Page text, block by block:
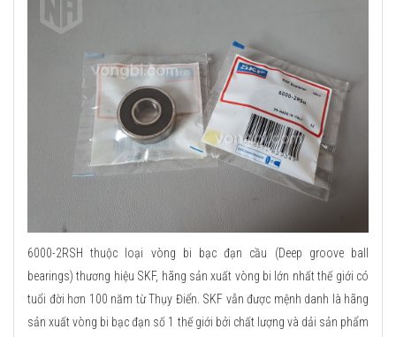
6000-2RSH thuộc loại vòng bi bạc đạn cầu (Deep groove ball
bearings) thương hiệu SKF, hãng sản xuất vòng bi lớn nhất thế giới có
tuổi đời hơn 100 năm từ Thụy Điển. SKF vẫn được mệnh danh là hãng
sản xuất vòng bi bạc đạn số 1 thế giới bởi chất lượng và dải sản phẩm